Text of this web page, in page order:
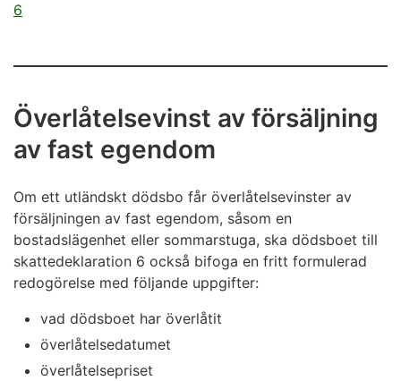
6
Överlåtelsevinst av försäljning
av fast egendom
Om ett utländskt dödsbo får överlåtelsevinster av
försäljningen av fast egendom, såsom en
bostadslägenhet eller sommarstuga, ska dödsboet till
skattedeklaration 6 också bifoga en fritt formulerad
redogörelse med följande uppgifter:
vad dödsboet har överlåtit
överlåtelsedatumet
överlåtelsepriset